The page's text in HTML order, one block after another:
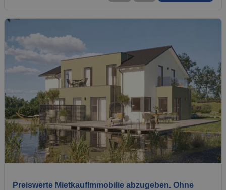
Preiswerte MietkaufImmobilie abzugeben. Ohne